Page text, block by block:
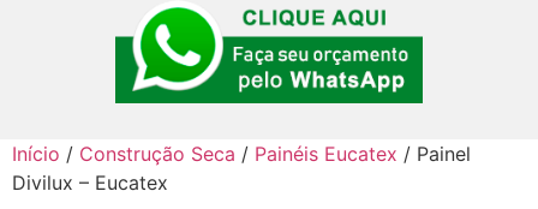
Início / Construção Seca / Painéis Eucatex / Painel
Divilux – Eucatex